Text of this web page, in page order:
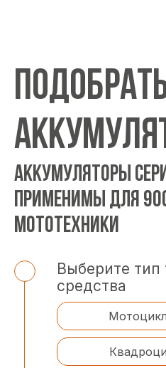
АККУМУЛЯТОРЫ
ПРИМЕНИМЫ ДЛЯ
МОТОТЕХНИКИ
Выберите тип
средства